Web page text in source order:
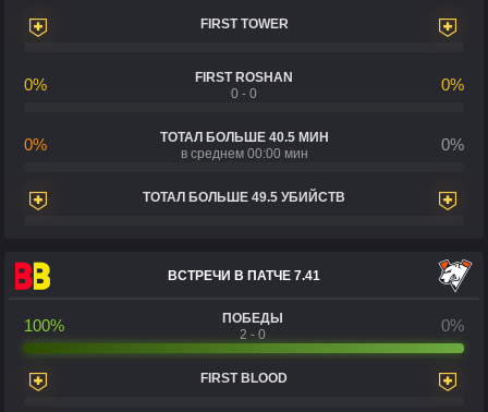
FIRST TOWER
0%
FIRST ROSHAN
0 - 0
0%
0%
ТОТАЛ БОЛЬШЕ 40.5 МИН
в среднем 00:00 мин
0%
ТОТАЛ БОЛЬШЕ 49.5 УБИЙСТВ
ВСТРЕЧИ В ПАТЧЕ 7.41
100%
ПОБЕДЫ
2 - 0
0%
FIRST BLOOD